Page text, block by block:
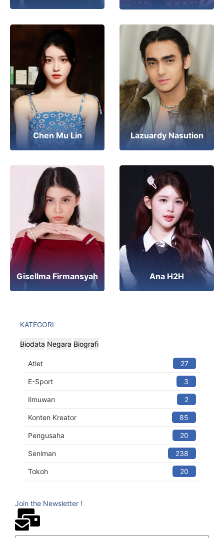
Chen Mu Lin Lazuardy Nasution
Gisellma Firmansyah Ana H2H
KATEGORI
Biodata Negara Biografi
Atlet 27
E-Sport 3
Ilmuwan 2
Konten Kreator​ 85
Pengusaha 20
Seniman 238
Tokoh 20
Join the Newsletter !